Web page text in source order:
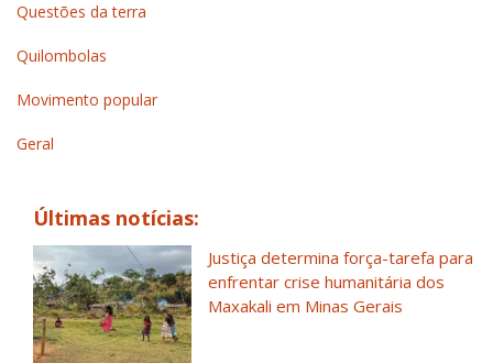
Questões da terra
Quilombolas
Movimento popular
Geral
Últimas notícias:
Justiça determina força-tarefa para
enfrentar crise humanitária dos
Maxakali em Minas Gerais